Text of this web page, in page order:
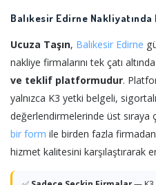
Balıkesir Edirne Nakliyatında
Ucuza Taşın, Balıkesir Edirne
nakliye firmalarını tek çatı
ve teklif platformudur.
yalnızca K3 yetki belgeli,
değerlendirmelerinde üst sıraya
bir form ile birden fazla
hizmet kalitesini karşılaştırarak